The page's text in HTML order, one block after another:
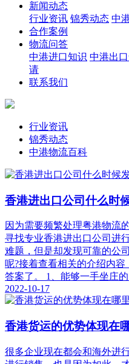
新闻动态
行业资讯 锦秀动态 中
合作案例
物流问答
中港进口知识 中港出
请
联系我们
行业资讯
锦秀动态
中港物流百科
香港进出口公司什么时
因为需要频繁处理粤港物流
寻找专业香港进出口公司进
难题，但是却发现可靠的公
呢?接着查看相关的介绍内
答案了。 1、能够一手坐庄
2022-10-17
香港货运的优势体现在
很多企业现在都会和海外进